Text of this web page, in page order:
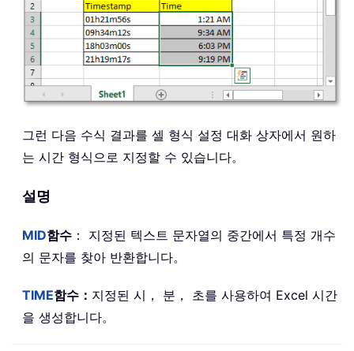
그런 다음 수식 결과를 셀 형식 설정 대화 상자에서 원하
는 시간 형식으로 지정할 수 있습니다。
설명
MID함수 ： 지정된 텍스트 문자열의 중간에서 특정 개수
의 문자를 찾아 반환합니다。
TIME함수： 지정된 시， 분， 초를 사용하여 Excel 시간
을 생성합니다。